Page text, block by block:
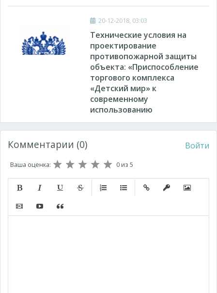
20-12-2018, 03:03
Технические условия на
проектирование
противопожарной защиты
объекта: «Приспособление
торгового комплекса
«Детский мир» к
современному
использованию
Комментарии (0) Войти
Ваша оценка: 0из 5
Вставить видео
Вставка контента с других сервисов (Youtube,
Вставка цитаты